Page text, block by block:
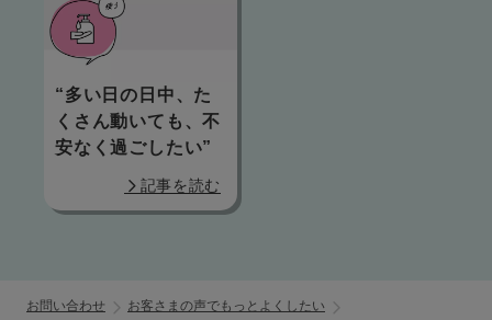
“多い日の日中、た
くさん動いても、不
安なく過ごしたい”
記事を読む
お問い合わせ
お客さまの声でもっとよくしたい